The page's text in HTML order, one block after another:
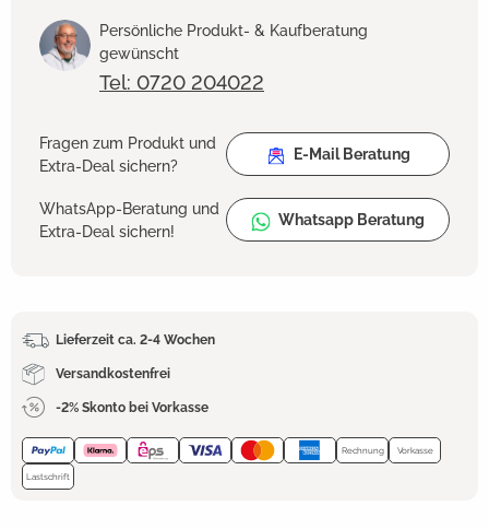
Persönliche Produkt- & Kaufberatung
gewünscht
Tel: 0720 204022
Fragen zum Produkt und
Extra-Deal sichern?
E-Mail Beratung
WhatsApp-Beratung und
Extra-Deal sichern!
Whatsapp Beratung
Lieferzeit ca. 2-4 Wochen
Versandkostenfrei
-2% Skonto bei Vorkasse
Rechnung Vorkasse
Lastschrift